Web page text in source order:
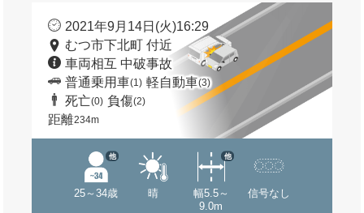
2021年9月14日(火)16:29
むつ市下北町 付近
車両相互 中破事故
普通乗用車(1) 軽自動車(3)
死亡(0) 負傷(2)
距離234m
25～34歳
他
晴
幅5.5～
9.0m
他
信号なし